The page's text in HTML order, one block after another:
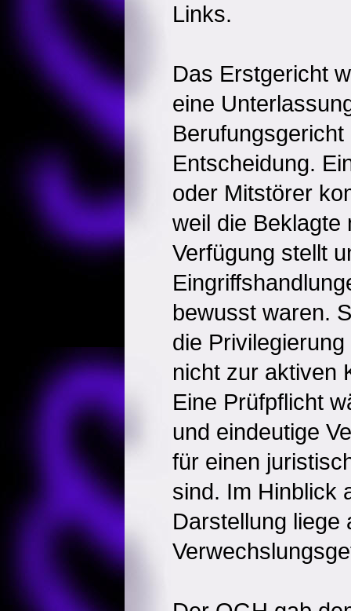
Links.
Das Erstgericht
eine
Entscheidung.
oder Mitstörer
weil die Beklagte
Verfügung stellt
bewusst waren.
die
nicht zur aktiven
Eine Prüfpflicht
und eindeutige
für einen
sind. Im Hinblick
Darstellung liege